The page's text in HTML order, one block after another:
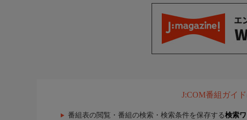
J:COM番組ガイ
番組表の閲覧・番組の検索・検索条件を保存する検索